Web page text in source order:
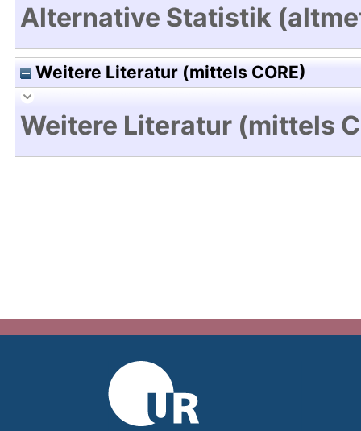
Alternative Statistik
Weitere Literatur (mittels CORE)
Weitere Literatur (mittels